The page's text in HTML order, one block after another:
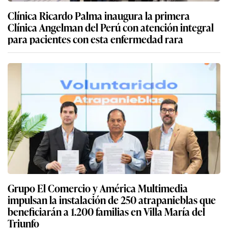
Clínica Ricardo Palma inaugura la primera
Clínica Angelman del Perú con atención integral
para pacientes con esta enfermedad rara
Grupo El Comercio y América Multimedia
impulsan la instalación de 250 atrapanieblas que
beneficiarán a 1.200 familias en Villa María del
Triunfo